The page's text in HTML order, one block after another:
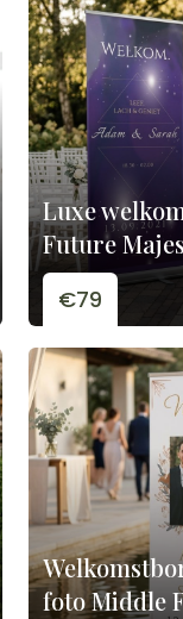
Luxe
Future
€79
foto Middle